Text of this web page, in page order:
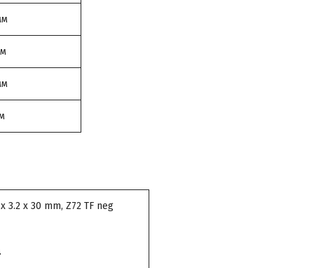
3.2 x 30 mm, Z72 TF neg